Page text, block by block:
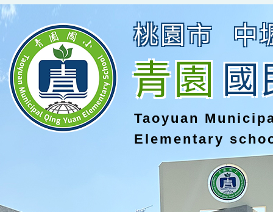
桃園市 中
青園國
Taoyuan
Elementary